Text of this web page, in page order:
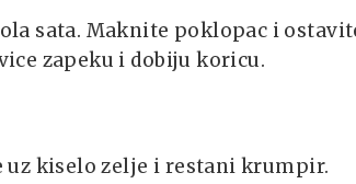
sata. Maknite poklopac i
zapeku i dobiju koricu.
uz kiselo zelje i restani krumpir.